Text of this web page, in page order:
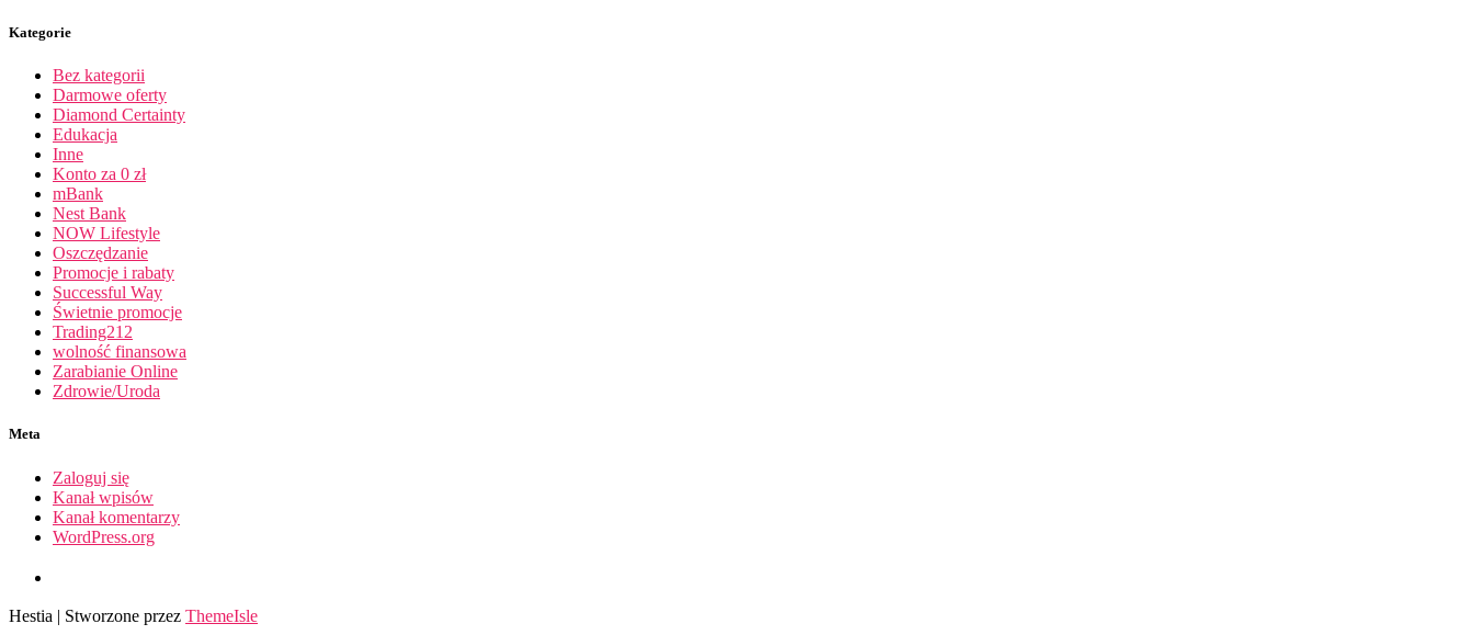
Kategorie
Bez kategorii
Darmowe oferty
Diamond Certainty
Edukacja
Inne
Konto za 0 zł
mBank
Nest Bank
NOW Lifestyle
Oszczędzanie
Promocje i rabaty
Successful Way
Świetnie promocje
Trading212
wolność finansowa
Zarabianie Online
Zdrowie/Uroda
Meta
Zaloguj się
Kanał wpisów
Kanał komentarzy
WordPress.org
Hestia | Stworzone przez ThemeIsle